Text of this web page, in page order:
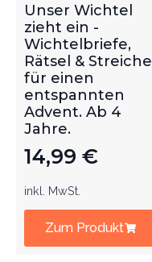
Unser Wichtel
zieht ein -
Wichtelbriefe,
Rätsel & Streiche
für einen
entspannten
Advent. Ab 4
Jahre.
14,99 €
inkl. MwSt.
Zum Produkt